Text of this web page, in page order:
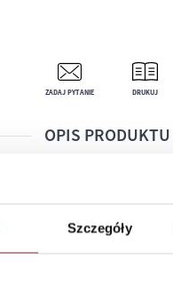
Szczegóły
ZADAJ PYTANIE DRUKUJ
OPIS PRODUKTU